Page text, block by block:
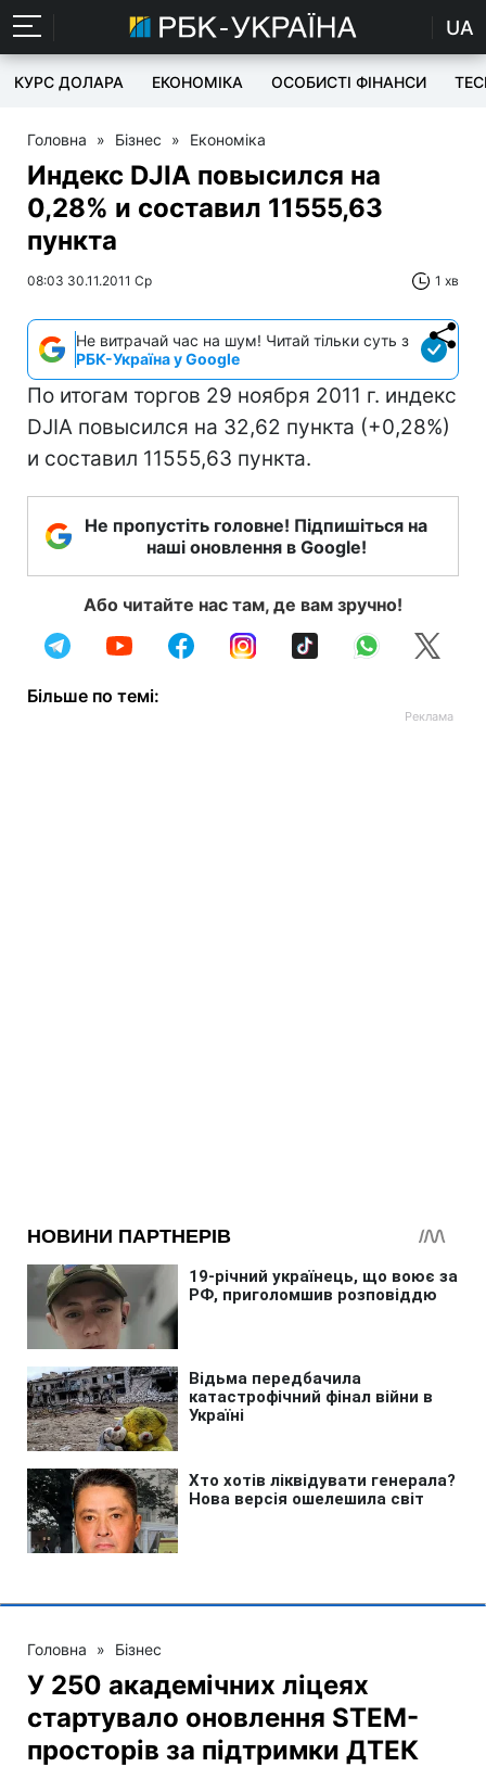
UA
КУРС ДОЛАРА ЕКОНОМІКА ОСОБИСТІ ФІНАНСИ
Головна » Бізнес » Економіка
Индекс DJIA повысился на
0,28% и составил 11555,63
пункта
08:03 30.11.2011 Ср 1 хв
Не витрачай час на шум! Читай тільки суть з
РБК-Україна у Google
По итогам торгов 29 ноября 2011 г. индекс
DJIA повысился на 32,62 пункта (+0,28%)
и составил 11555,63 пункта.
Не пропустіть головне! Підпишіться на
наші оновлення в Google!
Або читайте нас там, де вам зручно!
Більше по темі:
Головна » Бізнес
У 250 академічних ліцеях
стартувало оновлення STEM-
просторів за підтримки ДТЕК​‌